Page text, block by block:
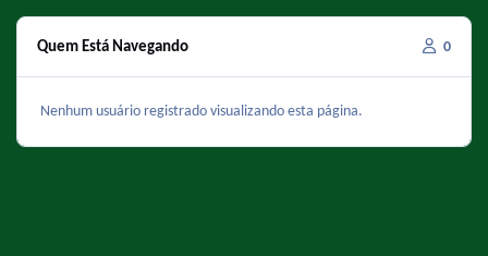
previsões mais otimistas para o segundo filme." Fonte :
https://www.omelete.com.br/filmes/michael-2-sequencia-da-
cinebiografia-de-michael-jackson-ganha-previsao-de-estreia-
nos-cinemas-confira
Quem Está Navegando 0
Nenhum usuário registrado visualizando esta página.